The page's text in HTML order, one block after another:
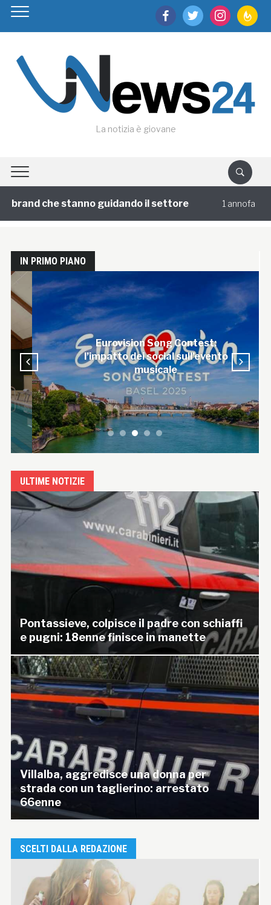
facebooktwitter instagram
La notizia è giovane
guidando il settore 1 annofa Viaggi di
IN PRIMO PIANO
Eurovision Song Contest:
l’impatto dei social sull’evento
musicale
ULTIME NOTIZIE
Pontassieve, colpisce il padre con schiaffi
e pugni: 18enne finisce in manette
Villalba, aggredisce una donna per
strada con un taglierino: arrestato
66enne
SCELTI DALLA REDAZIONE